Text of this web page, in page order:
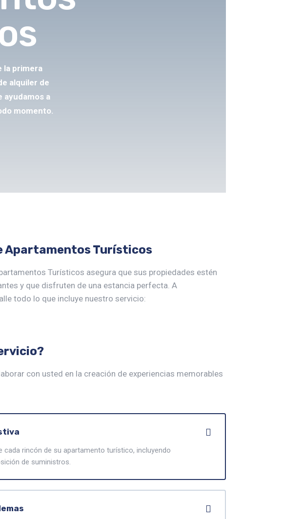
la primera
alquiler de
a
momento.
Apartamentos Turísticos
Turísticos asegura que sus propiedades estén
y que disfruten de una estancia perfecta. A
todo lo que incluye nuestro servicio:
con usted en la creación de experiencias memorables
cada rincón de su apartamento turístico, incluyendo
de suministros.